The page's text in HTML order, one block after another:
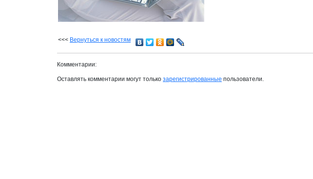
<<< Вернуться к новостям
Комментарии:
Оставлять комментарии могут только зарегистрированные пользователи.